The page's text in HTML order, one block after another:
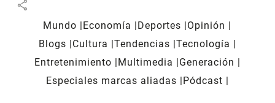
share
Mundo Economía Deportes
Opinión
Blogs
Cultura Tendencias Tecnología
Entretenimiento
Multimedia
Generación
Especiales marcas aliadas
Pódcast